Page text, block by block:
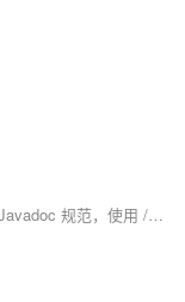
1.【强制】类、类属性、类方法的注释必须使用 Javadoc 规范，使用 /** 内容 */ 格式，不得使用 // xxx 方式。 说明：在 IDE 编辑窗口中，Javadoc 方式会提示相关注释，生成 Javadoc 可以正确输出相应注释；在 IDE 中，工程调用方法时，不进入方法即可悬浮提示方法、参数、返回值的意义，提高阅读效率。